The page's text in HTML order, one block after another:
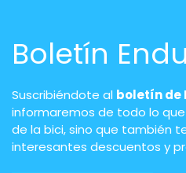
Boletín
Suscribiéndote al boletín de
informaremos de todo lo
de la bici, sino que también
interesantes descuentos y